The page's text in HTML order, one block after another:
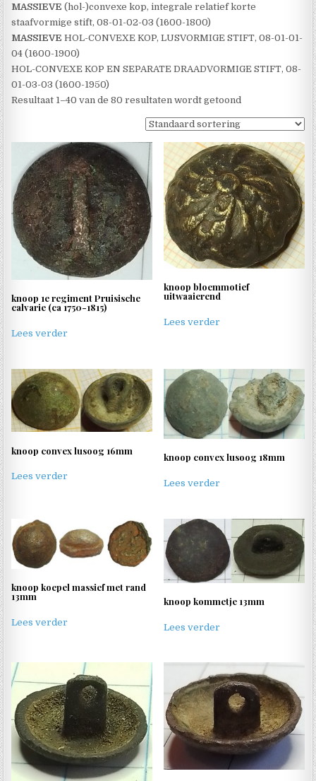
MASSIEVE (hol-)convexe kop, integrale relatief korte
staafvormige stift, 08-01-02-03 (1600-1800)
MASSIEVE HOL-CONVEXE KOP, LUSVORMIGE STIFT, 08-01-01-
04 (1600-1900)
HOL-CONVEXE KOP EN SEPARATE DRAADVORMIGE STIFT, 08-
01-03-03 (1600-1950)
Resultaat 1–40 van de 80 resultaten wordt getoond
knoop 1e regiment Pruisische
calvarie (ca 1750-1815)
Lees verder
knoop bloemmotief
uitwaaierend
Lees verder
knoop convex lusoog 16mm
Lees verder
knoop convex lusoog 18mm
Lees verder
knoop koepel massief met rand
13mm
Lees verder
knoop kommetje 13mm
Lees verder